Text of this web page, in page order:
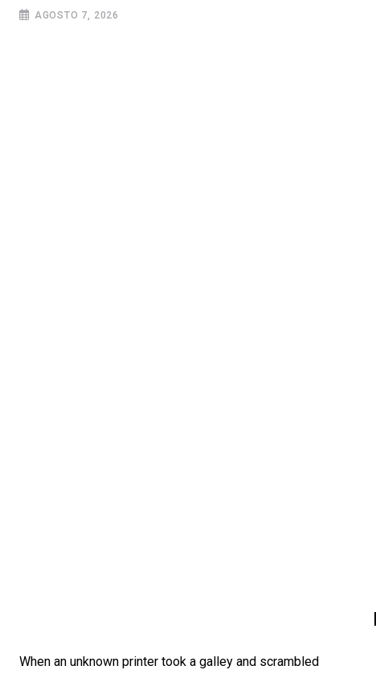
AGOSTO 7, 2026
When an unknown printer took a galley and scrambled